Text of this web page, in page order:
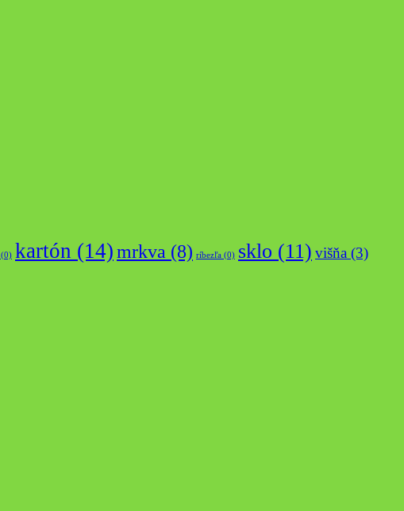
(0) kartón (14)mrkva (8) ríbezľa (0) sklo (11) višňa (3)